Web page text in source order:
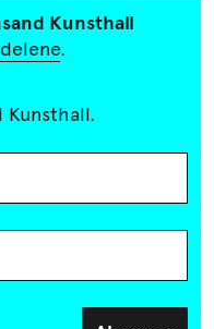
Kunsthall
.
Kunsthall.